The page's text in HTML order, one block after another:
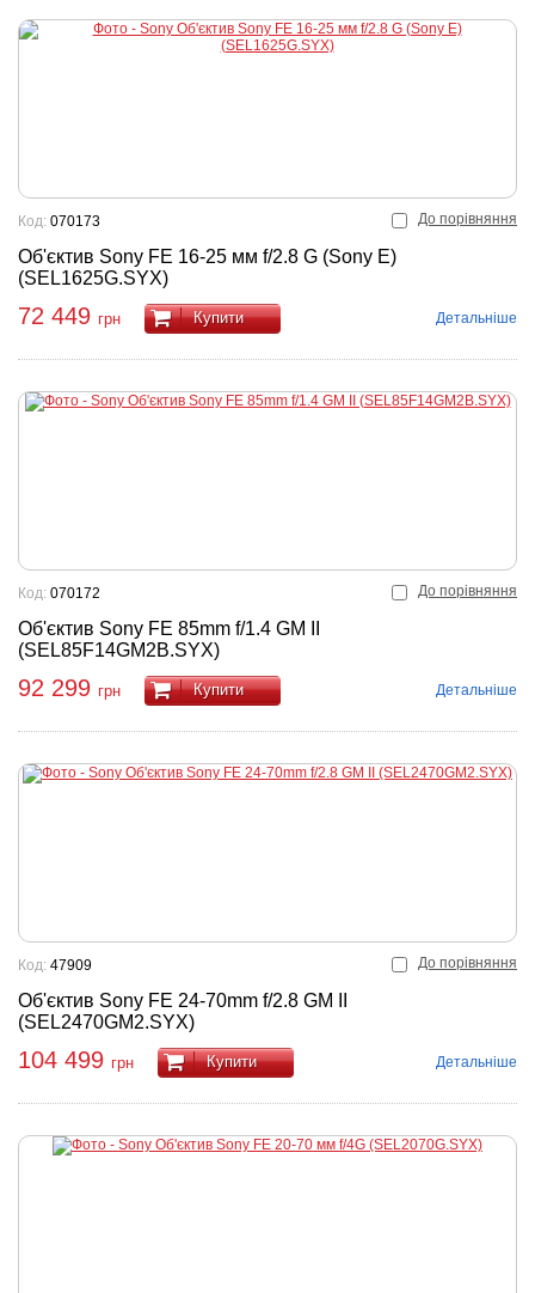
До порівняння
Об'єктив Sony FE 16-25 мм f/2.8 G (Sony E)
(SEL1625G.SYX)
Код: 070173
72 449 грн Купити Детальніше
До порівняння
Об'єктив Sony FE 85mm f/1.4 GM II
(SEL85F14GM2B.SYX)
Код: 070172
92 299 грн Купити Детальніше
До порівняння
Об'єктив Sony FE 24-70mm f/2.8 GM II
(SEL2470GM2.SYX)
Код: 47909
104 499 грн Купити Детальніше